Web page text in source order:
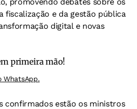
fiscalização e da gestão pública
digital e novas
primeira mão!
WhatsApp.
confirmados estão os ministros